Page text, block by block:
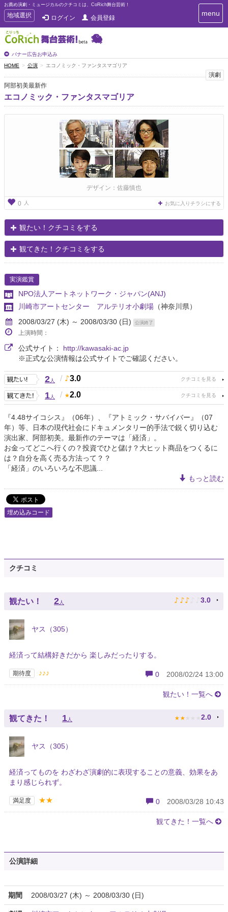
お薦め演劇・ミュージカルのクチコミは、CoRich舞台芸術！
T
o
g
g
e
n
a
v
g
地域選択 ログイン 会員登録
バナー広告お申込み
T
o
i
g
menu
HOME 公演 エコノミック・ファンタスマゴリア
演劇
阿部初美最新作
エコノミック・ファンタスマゴリア
デザイン：佐藤慎也
0 人 お気に入りチラシにする
観たい！クチコミをする
観てきた！クチコミをする
実演鑑賞
NPO法人アートネットワーク・ジャパン(ANJ)
川崎市アートセンター アルテリオ小劇場 （神奈川県）
2008/03/27 (木) ～ 2008/03/30 (日)
公演終了
上演時間：
公式サイト： http://kawasaki-ac.jp
※正式な公演情報は公式サイトでご確認ください。
2人 / 3.0
1人 / 2.0
『4.48サイコシス』（06年）、『アトミック・サバイバー』（07
年）等、日本の現代社会にドキュメンタリー的手法で鋭く切り込む
演出家、阿部初美。最新作のテーマは「経済」。
お金ってどこへ行くの？投資でひと儲け？大ヒット商品をつくるに
は？自分を高く売る方法って？？
「経済」のいろいろな不思議...
もっと読む
埋め込みコード
クチコミ
観たい！ 2人 ♪ ♪ ♪ ♪ ♪ 3.0
ヤス（305）
経済って結構好きだから 楽しみだったりする。
期待度 ♪♪♪ 0 2008/02/24 13:00
観たい！一覧へ
観てきた！ 1 人 ★ ★ ★ ★ ★ 2.0
ヤス（305）
経済ってものを わざわざ演劇的に表現することの意義、効果をあ
まり感じられず。
満足度 ★★ 0 2008/03/28 10:43
観てきた！一覧へ
公演詳細
期間 2008/03/27 (木) ～ 2008/03/30 (日)